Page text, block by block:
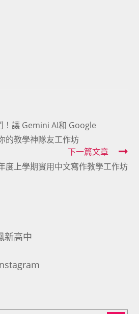
！讓 Gemini AI和 Google
的教學神隊友工作坊
下一篇文章
度上學期實用中文寫作教學工作坊
新高中